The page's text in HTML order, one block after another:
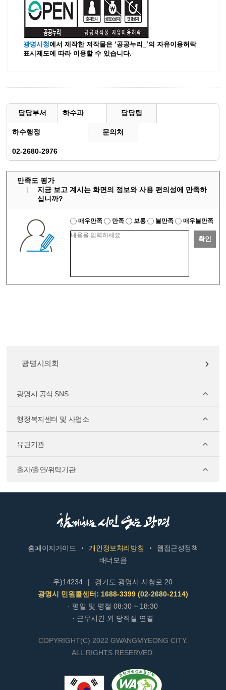
광명시청에서 제작한 저작물은 ‘공공누리_’의 자유이용허락
표시제도에 따라 이용할 수 있습니다.
담당부서 하수과 담당팀
하수행정 문의처
02-2680-2976
만족도 평가
지금 보고 계시는 화면의 정보와 사용 편의성에 만족하
십니까?
매우만족 만족 보통 불만족 매우불만족
확인
광명시의회
광명시 공식 SNS
행정복지센터 및 사업소
유관기관
출자/출연/위탁기관
홈페이지가이드 개인정보처리방침
웹접근성정책
배너모음
우)14234 |
경기도 광명시 시청로 20
광명시 민원콜센터: 1688-3399 (02-2680-2114)
· 평일 및 명절 08:30 ~ 18:30
· 근무시간 외 당직실 연결
COPYRIGHT(C) 2022 GWANGMYEONG CITY.
ALL RIGHTS RESERVED.